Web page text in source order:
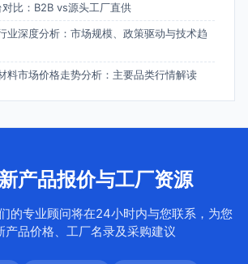
比：B2B vs源头工厂直供
业深度分析：市场规模、政策驱动与技术趋
料市场价格走势分析：主要品类行情解读
产品报价与工厂资源
的专业顾问将在24小时内与您联系，为您
产品价格、工厂名录及采购建议